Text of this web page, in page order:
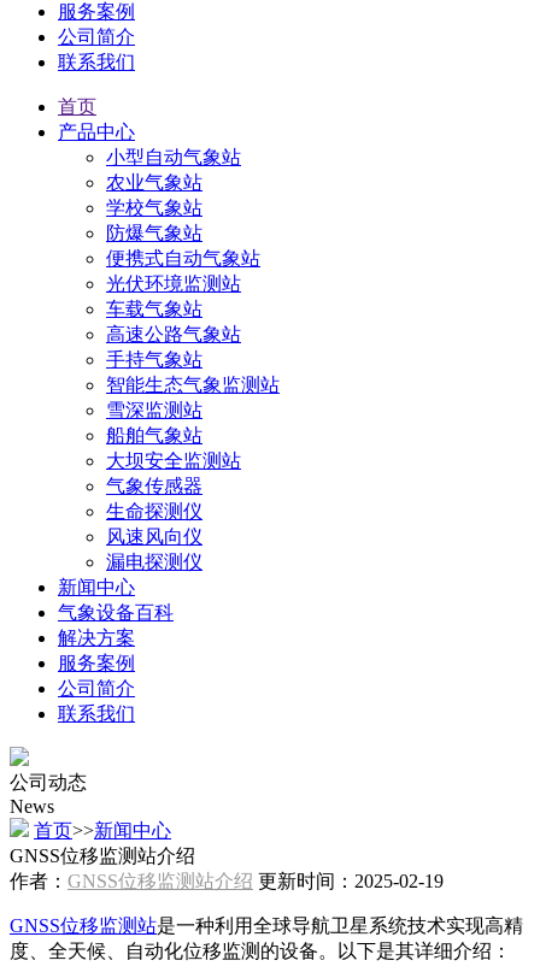
服务案例
公司简介
联系我们
首页
产品中心
小型自动气象站
农业气象站
学校气象站
防爆气象站
便携式自动气象站
光伏环境监测站
车载气象站
高速公路气象站
手持气象站
智能生态气象监测站
雪深监测站
船舶气象站
大坝安全监测站
气象传感器
生命探测仪
风速风向仪
漏电探测仪
新闻中心
气象设备百科
解决方案
服务案例
公司简介
联系我们
公司动态
News
首页>>新闻中心
GNSS位移监测站介绍
作者： GNSS位移监测站介绍 更新时间：2025-02-19
GNSS位移监测站是一种利用全球导航卫星系统技术实现高精
度、全天候、自动化位移监测的设备。以下是其详细介绍：